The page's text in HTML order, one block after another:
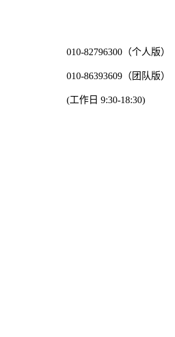
010-82796300（个人版）
010-86393609（团队版）
(工作日 9:30-18:30)